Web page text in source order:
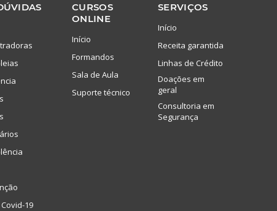
19
CURSOS
ONLINE
Início
Formandos
Sala de Aula
Suporte técnico
SERVIÇOS
Início
Receita garantida
Linhas de Crédito
Doações em
geral
Consultoria em
Segurança